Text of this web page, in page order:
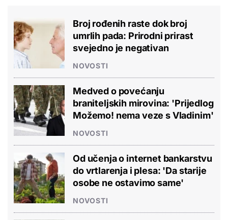
Broj rođenih raste dok broj
umrlih pada: Prirodni prirast
svejedno je negativan
NOVOSTI
Medved o povećanju
braniteljskih mirovina: 'Prijedlog
Možemo! nema veze s Vladinim'
NOVOSTI
Od učenja o internet bankarstvu
do vrtlarenja i plesa: 'Da starije
osobe ne ostavimo same'
NOVOSTI